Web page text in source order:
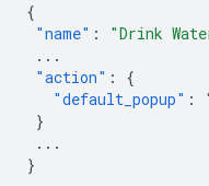
{
"name" : "Drink
...
"action" :
{
"default_popup" :
}
...
}